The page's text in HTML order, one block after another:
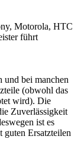
Motorola, HTC
führt
und bei manchen
(obwohl das
wird). Die
Zuverlässigkeit
ist es
guten Ersatzteilen